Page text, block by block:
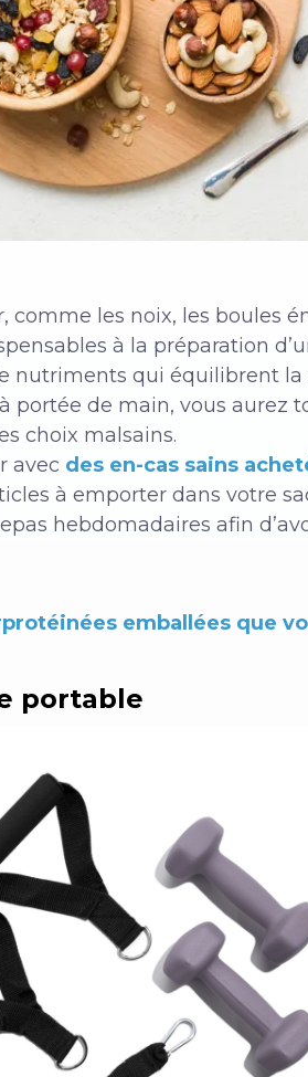
comme les noix, les boules
à la préparation
nutriments qui équilibrent
portée de main, vous aurez
choix malsains.
avec des en-cas sains
à emporter dans votre
hebdomadaires afin
emballées que
portable